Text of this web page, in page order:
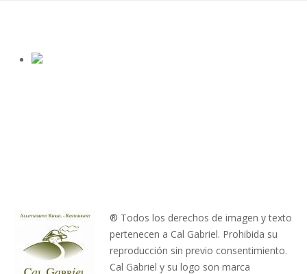
® Todos los derechos de imagen y texto
pertenecen a Cal Gabriel. Prohibida su
reproducción sin previo consentimiento.
Cal Gabriel y su logo son marca